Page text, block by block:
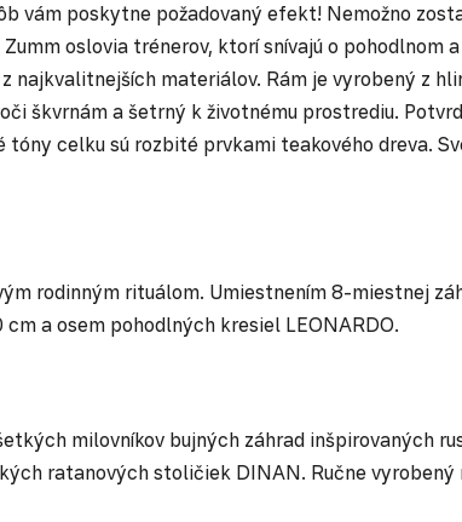
vám poskytne požadovaný efekt! Nemožno
oslovia trénerov, ktorí snívajú o pohodlnom
materiálov. Rám je vyrobený z
škvrnám a šetrný k životnému prostrediu.
celku sú rozbité prvkami teakového dreva.
rodinným rituálom. Umiestnením 8-miestnej
a osem pohodlných kresiel LEONARDO.
milovníkov bujných záhrad inšpirovaných
ratanových stoličiek DINAN. Ručne